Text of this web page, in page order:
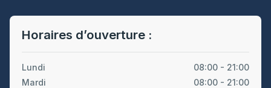
Horaires d’ouverture :
Lundi
08:00 - 21:00
Mardi
08:00 - 21:00